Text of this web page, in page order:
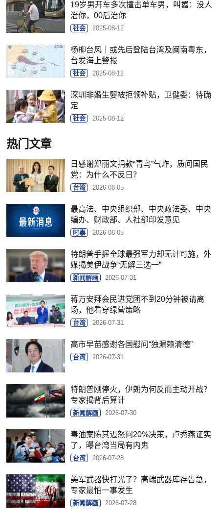
19岁男开车多次撞击单车男，叫嚣：没人
治你，00后治你
社会 2025-08-12
杨柳台风｜或先后登陆台湾及闽南粤东，
台发海上警报
社会 2025-08-12
深圳非婚生婴被拒领补贴，卫健委：待确
定
社会 2025-08-12
热门文章
日感谢郑丽文捐款“青鸟”气炸，质问国民
党：为什么不反日？
台湾 2026-08-05
最高法、中央组织部、中央政法委、中央
编办、财政部、人社部印发意见
时事 2026-08-05
特朗普手握全球最强军力却无计可施，外
媒揭美伊战争“无解三选一”
新闻解画 2026-07-31
蒋万安拜会民进党团不到20分钟被请离
场，他看穿绿营策略
台湾 2026-07-31
高市早苗感谢各国慰问“独漏赖清德”
台湾 2026-07-31
特朗普刚停火，伊朗为何反而主动开战？
专家揭背后算计
新闻解画 2026-07-30
毒油案陈其迈怒问20%决策，卢秀燕证实
了，曝台湾当局有内鬼
台湾 2026-07-28
美军武器快打光了？高端武器库存告急，
专家最怕一事发生
新闻解画 2026-07-28